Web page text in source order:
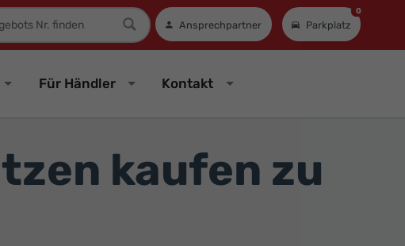
Ansprechpartner Parkplatz
0
Für Händler Kontakt
kaufen zu